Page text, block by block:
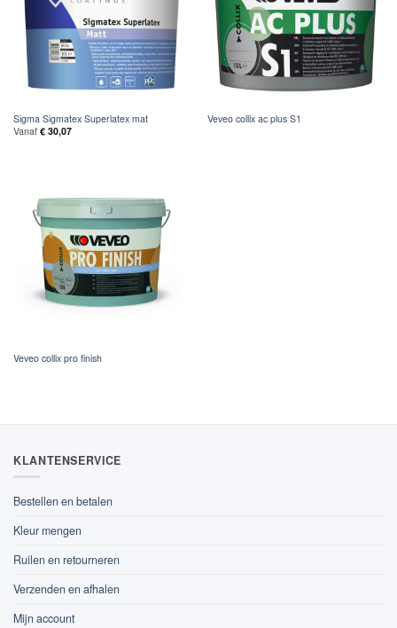
Sigma Sigmatex Superlatex mat
Vanaf €30,07
Veveo collix ac plus S1
Veveo collix pro finish
KLANTENSERVICE
Bestellen en betalen
Kleur mengen
Ruilen en retourneren
Verzenden en afhalen
Mijn account